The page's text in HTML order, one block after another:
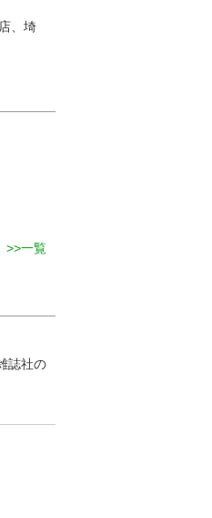
、埼
一覧
誌社の